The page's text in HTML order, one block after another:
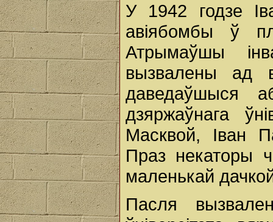
У 1942 годзе
авіябомбы ў
Атрымаўшы
вызвалены ад
даведаўшыся
дзяржаўнага
Масквой, Іван
Праз некаторы
маленькай
Пасля